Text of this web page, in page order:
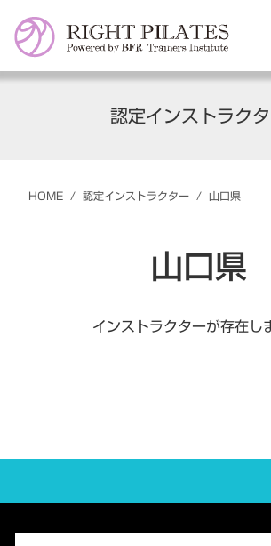
認定インストラク
HOME / 認定インストラクター / 山口県
山口県
インストラクターが存在し